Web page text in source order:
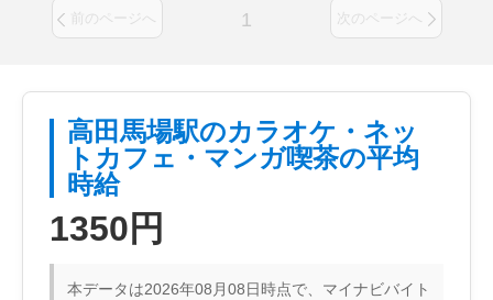
前のページへ 1 次のページへ
高田馬場駅のカラオケ・ネッ
トカフェ・マンガ喫茶の平均
時給
1350円
本データは2026年08月08日時点で、マイナビバイト